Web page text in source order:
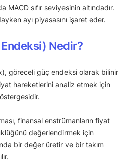
sıfır seviyesinin altındadır.
ayı piyasasını işaret eder.
Nedir?
göreceli güç endeksi olarak bilinir
hareketlerini analiz etmek için
finansal enstrümanların fiyat
değerlendirmek için
bir değer üretir ve bir takım